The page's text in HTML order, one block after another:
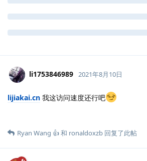
li1753846989 2021年8月10日
lijiakai.cn 我这访问速度还行吧
Ryan Wang 👍和 ronaldoxzb 回复了此帖